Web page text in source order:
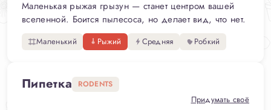
Маленькая рыжая грызун — станет центром вашей
вселенной. Боится пылесоса, но делает вид, что нет.
Маленький Рыжий Средняя Робкий
Пипетка RODENTS
Придумать своё